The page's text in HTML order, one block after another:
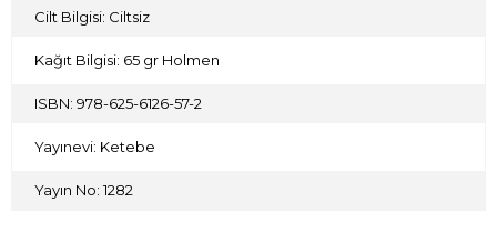
Cilt Bilgisi: Ciltsiz
Kağıt Bilgisi: 65 gr Holmen
ISBN: 978-625-6126-57-2
Yayınevi: Ketebe
Yayın No: 1282